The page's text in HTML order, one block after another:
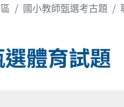
國小教師甄選考古題
體育試題